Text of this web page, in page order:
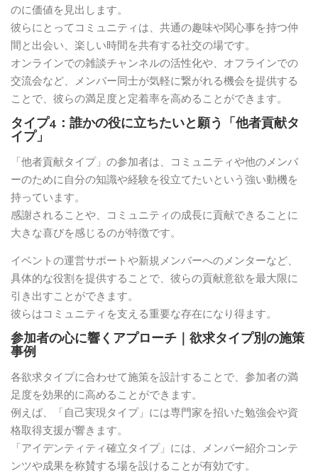
のに価値を見出します。
彼らにとってコミュニティは、共通の趣味や関心事を持つ仲
間と出会い、楽しい時間を共有する社交の場です。
オンラインでの雑談チャンネルの活性化や、オフラインでの
交流会など、メンバー同士が気軽に繋がれる機会を提供する
ことで、彼らの満足度と定着率を高めることができます。
タイプ4：誰かの役に立ちたいと願う「他者貢献タ
イプ」
「他者貢献タイプ」の参加者は、コミュニティや他のメンバ
ーのために自分の知識や経験を役立てたいという強い動機を
持っています。
感謝されることや、コミュニティの成長に貢献できることに
大きな喜びを感じるのが特徴です。
イベントの運営サポートや新規メンバーへのメンターなど、
具体的な役割を提供することで、彼らの貢献意欲を最大限に
引き出すことができます。
彼らはコミュニティを支える重要な存在になり得ます。
参加者の心に響くアプローチ｜欲求タイプ別の施策
事例
各欲求タイプに合わせて施策を設計することで、参加者の満
足度を効果的に高めることができます。
例えば、「自己実現タイプ」には専門家を招いた勉強会や資
格取得支援が響きます。
「アイデンティティ確立タイプ」には、メンバー紹介コンテ
ンツや成果を称賛する場を設けることが有効です。